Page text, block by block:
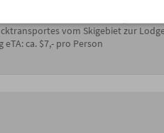
vom Skigebiet zur
ca. $7,- pro Person